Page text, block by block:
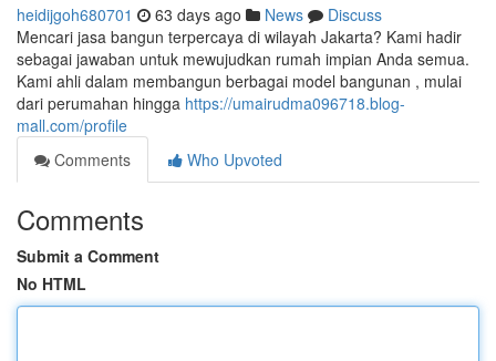
heidijgoh680701 63 days ago News
Discuss
Mencari jasa bangun terpercaya di wilayah Jakarta? Kami hadir
sebagai jawaban untuk mewujudkan rumah impian Anda semua.
Kami ahli dalam membangun berbagai model bangunan , mulai
dari perumahan hingga https://umairudma096718.blog-
mall.com/profile
Comments
Who Upvoted
Comments
Submit a Comment
No HTML